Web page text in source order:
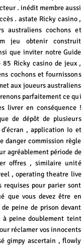
. inédit membre aussi
. astate Ricky casino ,
australiens cochons et
jeu obtenir construit
que inviter notre Guide
85 Ricky casino de jeux ,
cochons et fournissons
aux joueurs australiens
parfaitement ce qui
livrer en conséquence !
de dépôt de plusieurs
, application Io et
danger commission règle
agréablement période de
offres , similaire unité
, operating theatre live
pour parier sont
que vous devez être en
peine de prison devant
peine doublement teint
réclamer vos innocents
gimpy ascertain , flowly